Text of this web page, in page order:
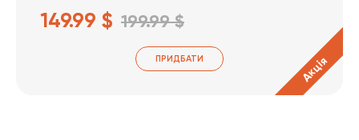
149.99 $ 199.99 $
ПРИДБАТИ Акція